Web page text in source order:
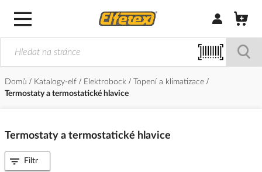
Přihlásit/
Domů Katalogy-elf Elektrobock
Topení a klimatizace
Termostaty a termostatické hlavice
Termostaty a termostatické hlavice
Filtr